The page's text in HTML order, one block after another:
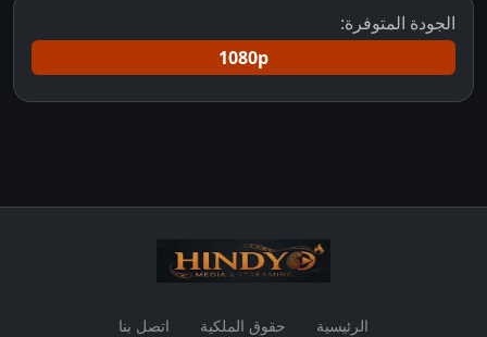
الجودة المتوفرة:
1080p
الرئيسية حقوق الملكية اتصل بنا